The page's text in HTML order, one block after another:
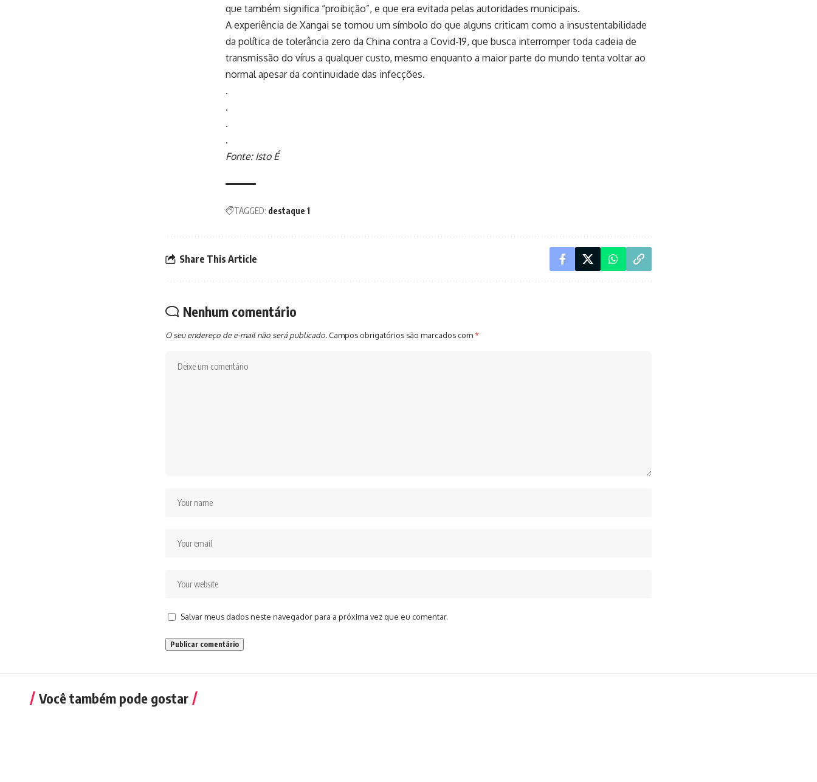
que também significa “proibição”, e que era evitada pelas autoridades municipais.
A experiência de Xangai se tornou um símbolo do que alguns criticam como a insustentabilidade
da política de tolerância zero da China contra a Covid-19, que busca interromper toda cadeia de
transmissão do vírus a qualquer custo, mesmo enquanto a maior parte do mundo tenta voltar ao
normal apesar da continuidade das infecções.
.
.
.
.
Fonte: Isto É
TAGGED: destaque 1
Share This Article
Nenhum comentário
O seu endereço de e-mail não será publicado. Campos obrigatórios são marcados com*
Salvar meus dados neste navegador para a próxima vez que eu comentar.
Você também pode gostar